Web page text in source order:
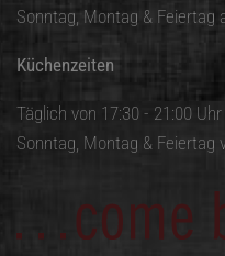
Sonntag, Montag & Feiertag
Küchenzeiten
Täglich von 17:30 - 21:00 Uhr
Sonntag, Montag & Feiertag